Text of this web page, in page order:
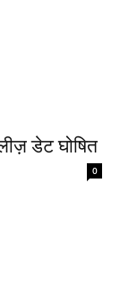
डेट घोषित
0